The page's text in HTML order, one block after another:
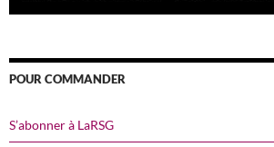
POUR COMMANDER
S’abonner à LaRSG